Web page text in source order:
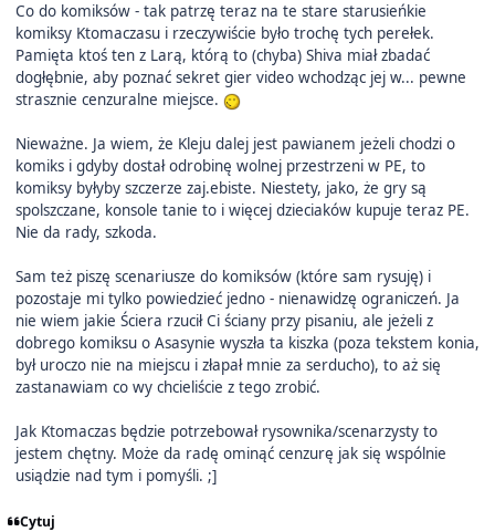
Co do komiksów - tak patrzę teraz na te stare starusieńkie
komiksy Ktomaczasu i rzeczywiście było trochę tych perełek.
Pamięta ktoś ten z Larą, którą to (chyba) Shiva miał zbadać
dogłębnie, aby poznać sekret gier video wchodząc jej w... pewne
strasznie cenzuralne miejsce.
Nieważne. Ja wiem, że Kleju dalej jest pawianem jeżeli chodzi o
komiks i gdyby dostał odrobinę wolnej przestrzeni w PE, to
komiksy byłyby szczerze zaj.ebiste. Niestety, jako, że gry są
spolszczane, konsole tanie to i więcej dzieciaków kupuje teraz PE.
Nie da rady, szkoda.
Sam też piszę scenariusze do komiksów (które sam rysuję) i
pozostaje mi tylko powiedzieć jedno - nienawidzę ograniczeń. Ja
nie wiem jakie Ściera rzucił Ci ściany przy pisaniu, ale jeżeli z
dobrego komiksu o Asasynie wyszła ta kiszka (poza tekstem konia,
był uroczo nie na miejscu i złapał mnie za serducho), to aż się
zastanawiam co wy chcieliście z tego zrobić.
Jak Ktomaczas będzie potrzebował rysownika/scenarzysty to
jestem chętny. Może da radę ominąć cenzurę jak się wspólnie
usiądzie nad tym i pomyśli. ;]
Cytuj